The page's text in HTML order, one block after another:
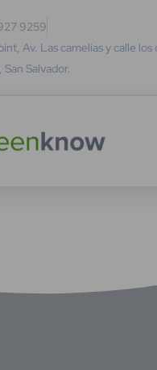
9259
Av. Las camelias y calle los
San Salvador.